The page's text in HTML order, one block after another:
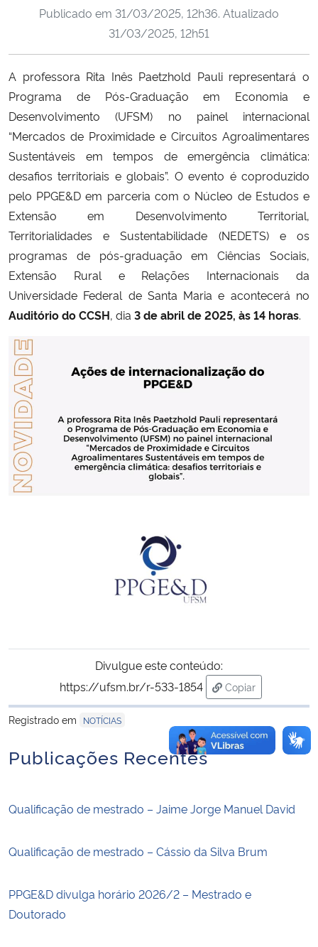
Ministério da Cidadania
Ministério de Minas e Energia
Ministério da Ciência, Tecnologia, Inovações e Comunicações
Ministério do Meio Ambiente
Ministério do Turismo
Ministério do Desenvolvimento Regional
Controladoria-Geral da União
Ministério da Mulher, da Família e dos Direitos Humanos
Secretaria-Geral
Secretaria de Governo
Gabinete de Segurança Institucional
Advocacia-Geral da União
Publicado em 31/03/2025, 12h36. Atualizado
31/03/2025, 12h51
A professora Rita Inês Paetzhold Pauli representará o
Programa de Pós-Graduação em Economia e
Desenvolvimento (UFSM) no painel internacional
“Mercados de Proximidade e Circuitos Agroalimentares
Sustentáveis em tempos de emergência climática:
desafios territoriais e globais”. O evento é coproduzido
pelo PPGE&D em parceria com o Núcleo de Estudos e
Extensão em Desenvolvimento Territorial,
Territorialidades e Sustentabilidade (NEDETS) e os
programas de pós-graduação em Ciências Sociais,
Extensão Rural e Relações Internacionais da
Universidade Federal de Santa Maria e acontecerá no
Auditório do CCSH, dia 3 de abril de 2025, às 14 horas.
Divulgue este conteúdo:
https://ufsm.br/r-533-1854
Copiar
para área de
Registrado em
NOTÍCIAS
Publicações Recentes
Qualificação de mestrado – Jaime Jorge Manuel David
Qualificação de mestrado – Cássio da Silva Brum
PPGE&D divulga horário 2026/2 – Mestrado e
Doutorado